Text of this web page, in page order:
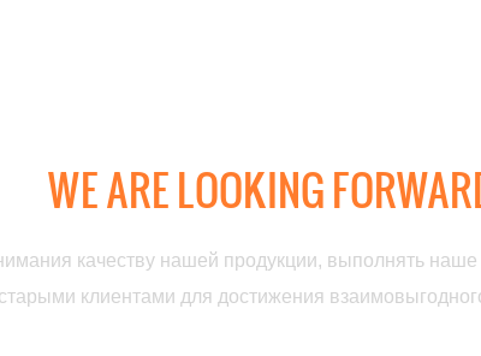
WE ARE LOOKING
качеству нашей продукции, выполнять
клиентами для достижения